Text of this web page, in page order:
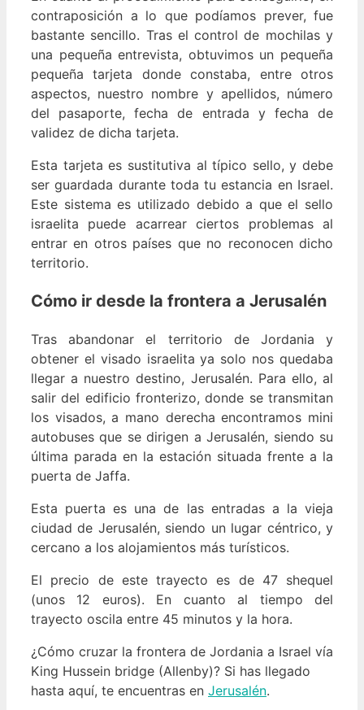
contraposición a lo que podíamos prever, fue
bastante sencillo. Tras el control de mochilas y
una pequeña entrevista, obtuvimos un pequeña
pequeña tarjeta donde constaba, entre otros
aspectos, nuestro nombre y apellidos, número
del pasaporte, fecha de entrada y fecha de
validez de dicha tarjeta.
Esta tarjeta es sustitutiva al típico sello, y debe
ser guardada durante toda tu estancia en Israel.
Este sistema es utilizado debido a que el sello
israelita puede acarrear ciertos problemas al
entrar en otros países que no reconocen dicho
territorio.
Cómo ir desde la frontera a Jerusalén
Tras abandonar el territorio de Jordania y
obtener el visado israelita ya solo nos quedaba
llegar a nuestro destino, Jerusalén. Para ello, al
salir del edificio fronterizo, donde se transmitan
los visados, a mano derecha encontramos mini
autobuses que se dirigen a Jerusalén, siendo su
última parada en la estación situada frente a la
puerta de Jaffa.
Esta puerta es una de las entradas a la vieja
ciudad de Jerusalén, siendo un lugar céntrico, y
cercano a los alojamientos más turísticos.
El precio de este trayecto es de 47 shequel
(unos 12 euros). En cuanto al tiempo del
trayecto oscila entre 45 minutos y la hora.
¿Cómo cruzar la frontera de Jordania a Israel vía
King Hussein bridge (Allenby)? Si has llegado
hasta aquí, te encuentras en Jerusalén.